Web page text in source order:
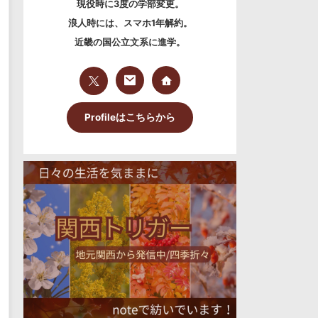
現役時に3度の学部変更。
浪人時には、スマホ1年解約。
近畿の国公立文系に進学。
Profileはこちらから